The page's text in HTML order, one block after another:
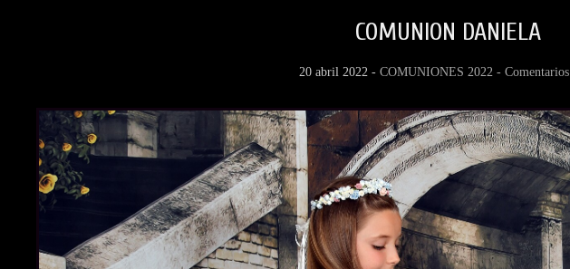
COMUNION DANIELA
20 abril 2022 - COMUNIONES 2022 - Comentarios